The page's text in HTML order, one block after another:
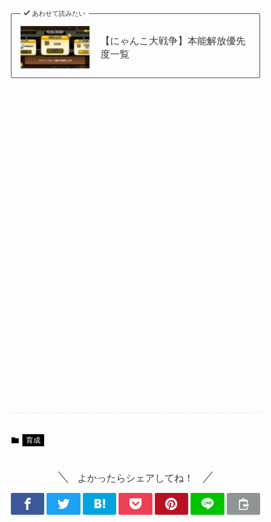
あわせて読みたい
【にゃんこ大戦争】本能解放優先
度一覧
育成
よかったらシェアしてね！